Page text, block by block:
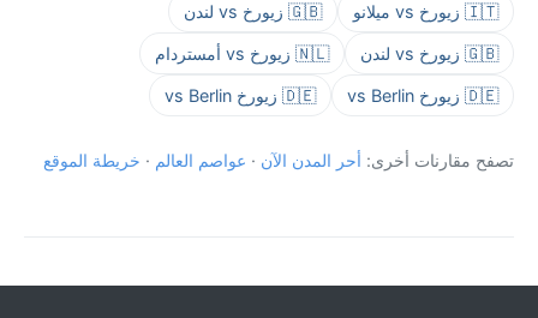
🇮🇹 زيورخ vs ميلانو 🇬🇧 زيورخ vs لندن
🇬🇧 زيورخ vs لندن 🇳🇱 زيورخ vs أمستردام
🇩🇪 زيورخ vs Berlin 🇩🇪 زيورخ vs Berlin
تصفح مقارنات أخرى: أحر المدن الآن · عواصم العالم · خريطة الموقع